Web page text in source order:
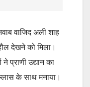
वाजिद अली शाह
देखने को मिला।
प्राणी उद्यान का
के साथ मनाया।